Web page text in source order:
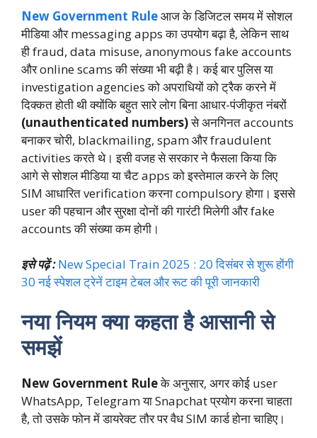
New Government Ruleआज के डिजिटल समय में सोशल
मीडिया और messaging apps का उपयोग बढ़ा है, लेकिन साथ
ही fraud, data misuse, anonymous fake accounts
और online scams की संख्या भी बढ़ी है। कई बार पुलिस या
investigation agencies को अपराधियों को ट्रैक करने में
दिक्कत होती थी क्योंकि बहुत सारे लोग बिना आधार-पंजीकृत नंबरों
(unauthenticated numbers)से अनगिनत accounts
बनाकर चोरी, blackmailing, spam और fraudulent
activities करते थे। इसी वजह से सरकार ने फैसला किया कि
आगे से सोशल मीडिया या चैट apps को इस्तेमाल करने के लिए
SIM आधारित verification करना compulsory होगा। इससे
user की पहचान और सुरक्षा दोनों की गारंटी मिलेगी और fake
accounts की संख्या कम होगी।
इसे पढ़ें : New Special Train 2025 : 20 दिसंबर से शुरू होंगी
30 नई स्पेशल ट्रेनें टाइम टेबल और रूट की पूरी जानकारी
नया नियम क्या कहता है आसानी से
समझें
New Government Ruleके अनुसार, अगर कोई user
WhatsApp, Telegram या Snapchat प्रयोग करना चाहता
है, तो उसके फोन में डायरेक्ट तौर पर वैध SIM कार्ड होना चाहिए।